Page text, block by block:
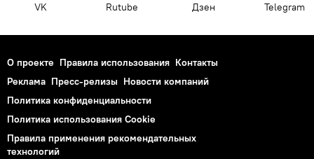
VK Rutube Дзен Telegram
О проекте Правила использования Контакты
Реклама Пресс-релизы Новости компаний
Политика конфиденциальности
Политика использования Cookie
Правила применения рекомендательных
технологий